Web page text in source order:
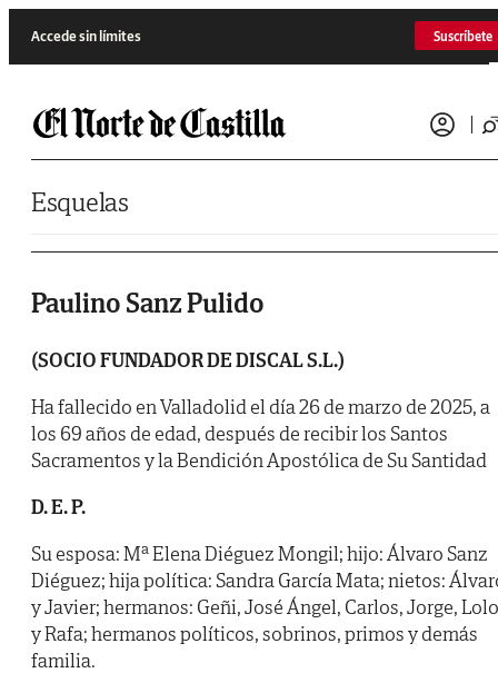
Accede sin límites Suscríbete
Esquelas
Paulino Sanz Pulido
(SOCIO FUNDADOR DE DISCAL S.L.)
Ha fallecido en Valladolid el día 26 de marzo de 2025, a
los 69 años de edad, después de recibir los Santos
Sacramentos y la Bendición Apostólica de Su Santidad
D. E. P.
Su esposa: Mª Elena Diéguez Mongil; hijo: Álvaro Sanz
Diéguez; hija política: Sandra García Mata; nietos:
y Javier; hermanos: Geñi, José Ángel, Carlos, Jorge, Lolo
y Rafa; hermanos políticos, sobrinos, primos y demás
familia.